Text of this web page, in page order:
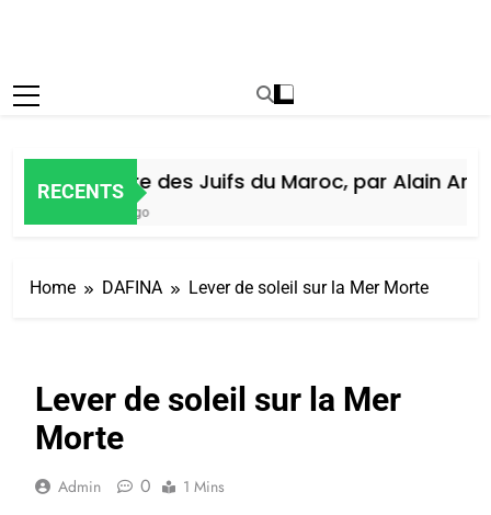
RECENTS
Histoire des Juifs du Maroc, par Alain Amiel
Home DAFINA Lever de soleil sur la Mer Morte
Lever de soleil sur la Mer
Morte
Admin 0 1 Mins